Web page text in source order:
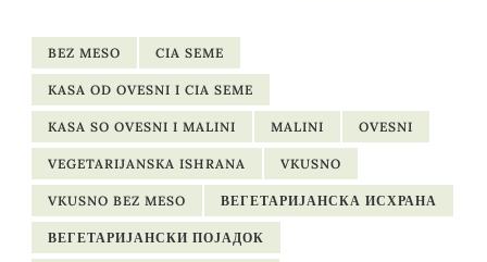
BEZ MESO CIA SEME
KASA OD OVESNI I CIA SEME
KASA SO OVESNI I MALINI MALINI OVESNI
VEGETARIJANSKA ISHRANA VKUSNO
VKUSNO BEZ MESO ВЕГЕТАРИЈАНСКА ИСХРАНА
ВЕГЕТАРИЈАНСКИ ПОЈАДОК